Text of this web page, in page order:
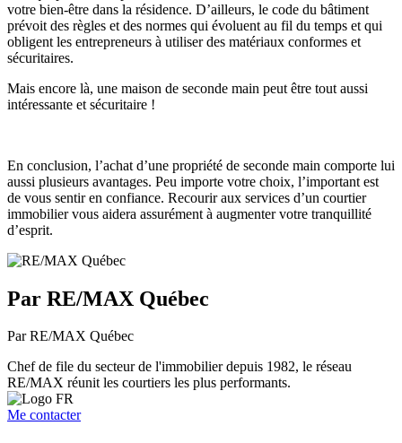
votre bien-être dans la résidence. D’ailleurs, le code du bâtiment
prévoit des règles et des normes qui évoluent au fil du temps et qui
obligent les entrepreneurs à utiliser des matériaux conformes et
sécuritaires.
Mais encore là, une maison de seconde main peut être tout aussi
intéressante et sécuritaire !
En conclusion, l’achat d’une propriété de seconde main comporte lui
aussi plusieurs avantages. Peu importe votre choix, l’important est
de vous sentir en confiance. Recourir aux services d’un courtier
immobilier vous aidera assurément à augmenter votre tranquillité
d’esprit.
Par RE/MAX Québec
Par RE/MAX Québec
Chef de file du secteur de l'immobilier depuis 1982, le réseau
RE/MAX réunit les courtiers les plus performants.
Me contacter